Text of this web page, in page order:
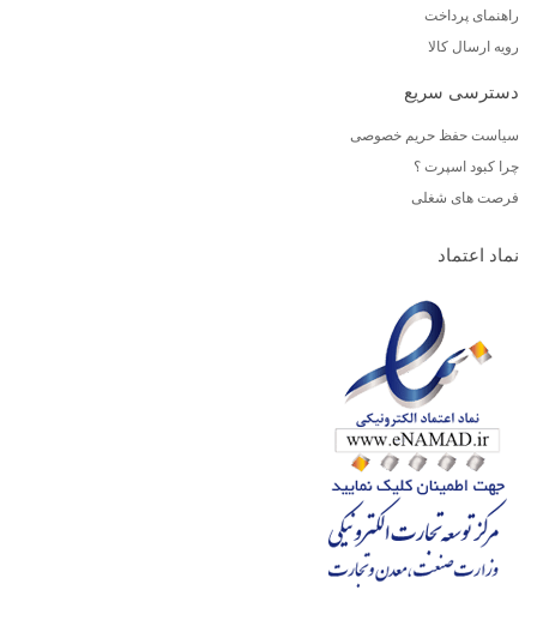
راهنمای پرداخت
رویه ارسال کالا
دسترسی سریع
سیاست حفظ حریم خصوصی
چرا کبود اسپرت ؟
فرصت های شغلی
نماد اعتماد